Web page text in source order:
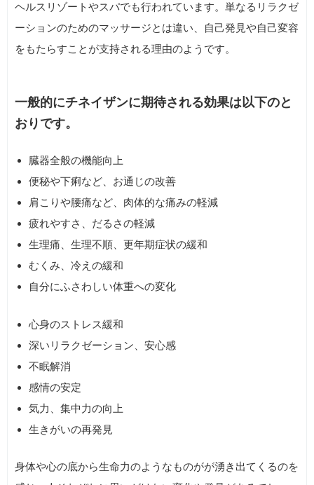
ヘルスリゾートやスパでも行われています。単なるリラクゼ
ーションのためのマッサージとは違い、自己発見や自己変容
をもたらすことが支持される理由のようです。
一般的にチネイザンに期待される効果は以下のと
おりです。
臓器全般の機能向上
便秘や下痢など、お通じの改善
肩こりや腰痛など、肉体的な痛みの軽減
疲れやすさ、だるさの軽減
生理痛、生理不順、更年期症状の緩和
むくみ、冷えの緩和
自分にふさわしい体重への変化
心身のストレス緩和
深いリラクゼーション、安心感
不眠解消
感情の安定
気力、集中力の向上
生きがいの再発見
身体や心の底から生命力のようなものがが湧き出てくるのを